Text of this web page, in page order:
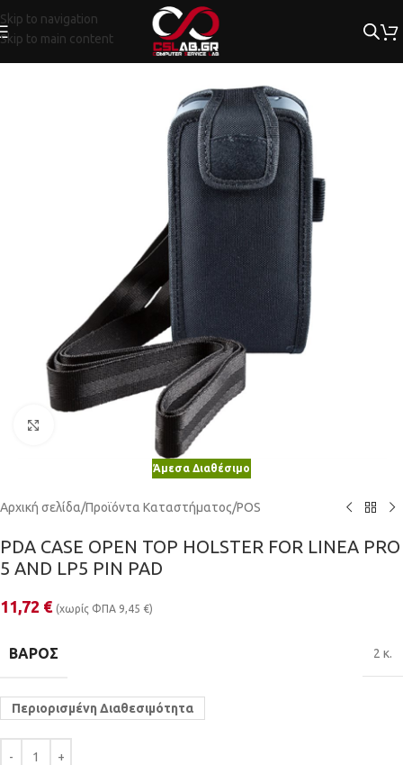
Skip to navigation
Skip to main content
Κλικ για μεγέθυνση
Άμεσα Διαθέσιμο
Αρχική σελίδα/Προϊόντα Καταστήματος/POS
PDA CASE OPEN TOP HOLSTER FOR LINEA PRO
5 AND LP5 PIN PAD
11,72 € (χωρίς ΦΠΑ 9,45 €)
ΒΆΡΟΣ 2 κ.
Περιορισμένη Διαθεσιμότητα